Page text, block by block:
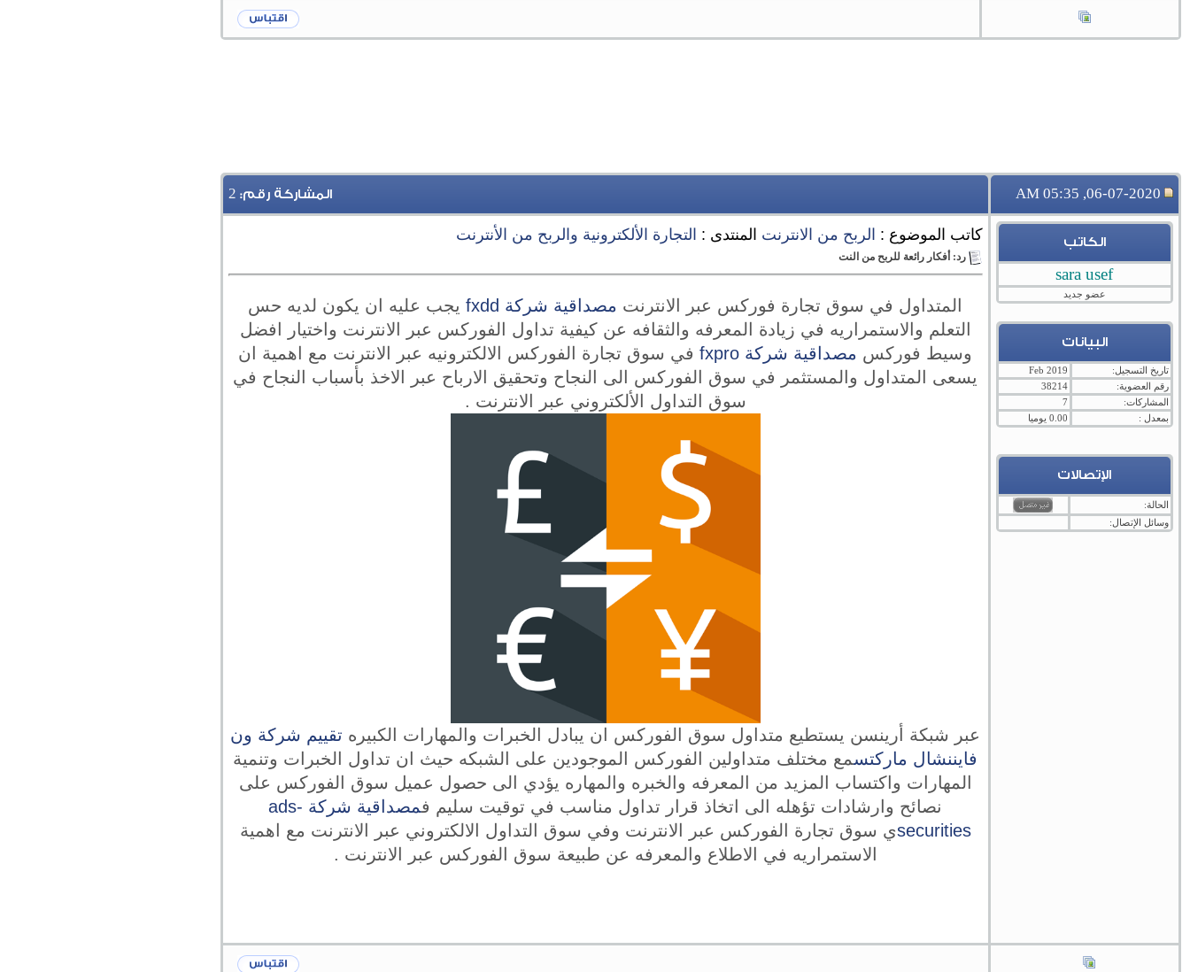
06-07-2020, 05:35 AM المشاركة رقم: 2
الكاتب
sara usef
عضو جديد
البيانات
تاريخ التسجيل:
Feb 2019
رقم العضوية:
38214
المشاركات:
7
بمعدل :
0.00 يوميا
الإتصالات
الحالة:
وسائل الإتصال:
كاتب الموضوع : الربح من الانترنت المنتدى : التجارة الألكترونية والربح من الأنترنت
رد: أفكار رائعة للربح من النت
المتداول في سوق تجارة فوركس عبر الانترنت مصداقية شركة fxdd
يجب عليه ان يكون لديه حس
التعلم والاستمراريه في زيادة المعرفه والثقافه عن كيفية تداول الفوركس عبر الانترنت واختيار افضل
وسيط فوركس مصداقية شركة fxpro
في سوق تجارة الفوركس الالكترونيه عبر الانترنت مع اهمية ان
يسعى المتداول والمستثمر في سوق الفوركس الى النجاح وتحقيق الارباح عبر الاخذ بأسباب النجاح في
سوق التداول الألكتروني عبر الانترنت .
عبر شبكة أرينسن يستطيع متداول سوق الفوركس ان يبادل الخبرات والمهارات الكبيره تقييم شركة ون
فايننشال ماركتسمع مختلف متداولين الفوركس الموجودين على الشبكه حيث ان تداول الخبرات وتنمية
المهارات واكتساب المزيد من المعرفه والخبره والمهاره يؤدي الى حصول عميل سوق الفوركس على
نصائح وارشادات تؤهله الى اتخاذ قرار تداول مناسب في توقيت سليم ف
مصداقية شركة ads-
securitiesي سوق تجارة الفوركس عبر الانترنت وفي سوق التداول الالكتروني عبر الانترنت مع اهمية
الاستمراريه في الاطلاع والمعرفه عن طبيعة سوق الفوركس عبر الانترنت .